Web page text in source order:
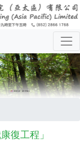
復工程」